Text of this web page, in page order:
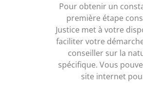
Pour obtenir un
première étape
Justice met à votre
faciliter votre
conseiller sur la
spécifique. Vous
site internet